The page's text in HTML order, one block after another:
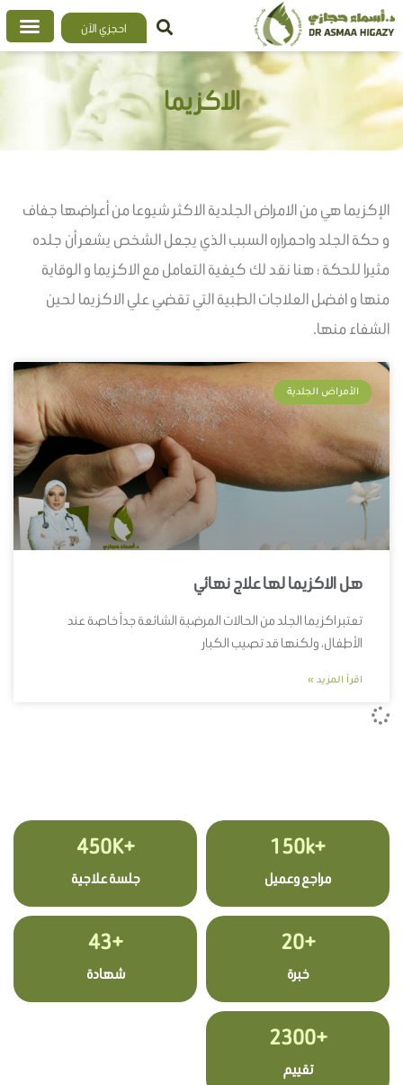
تخطي
إلى
المحتوى
احجزي الآن
الاكزيما
الإكزيما هي من الامراض الجلدية الاكثر شيوعا من أعراضها جفاف
و حكة الجلد واحمراره السبب الذي يجعل الشخص يشعر أن جلده
مثيرا للحكة ؛ هنا نقد لك كيفية التعامل مع الاكزيما و الوقاية
منها و افضل العلاجات الطبية التي تقضي علي الاكزيما لحين
الشفاء منها.
الأمراض الجلدية
هل الاكزيما لها علاج نهائي
تعتبر اكزيما الجلد من الحالات المرضية الشائعة جداً خاصة عند
الأطفال، ولكنها قد تصيب الكبار
اقرأ المزيد »
+150k
مراجع وعميل
+450K
جلسة علاجية
+20
خبرة
+43
شهادة
+2300
تقييم